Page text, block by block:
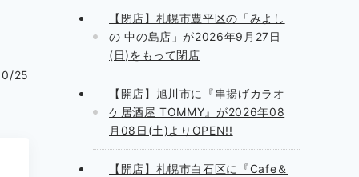
25
【閉店】札幌市豊平区の「みよし
の 中の島店」が2026年9月27日
(日)をもって閉店
【開店】旭川市に『串揚げカラオ
ケ居酒屋 TOMMY』が2026年08
月08日(土)よりOPEN!!
【開店】札幌市白石区に『Cafe＆